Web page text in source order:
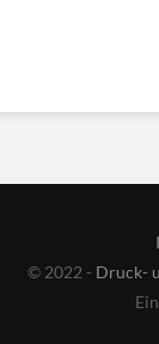
© 2022 - Druck-